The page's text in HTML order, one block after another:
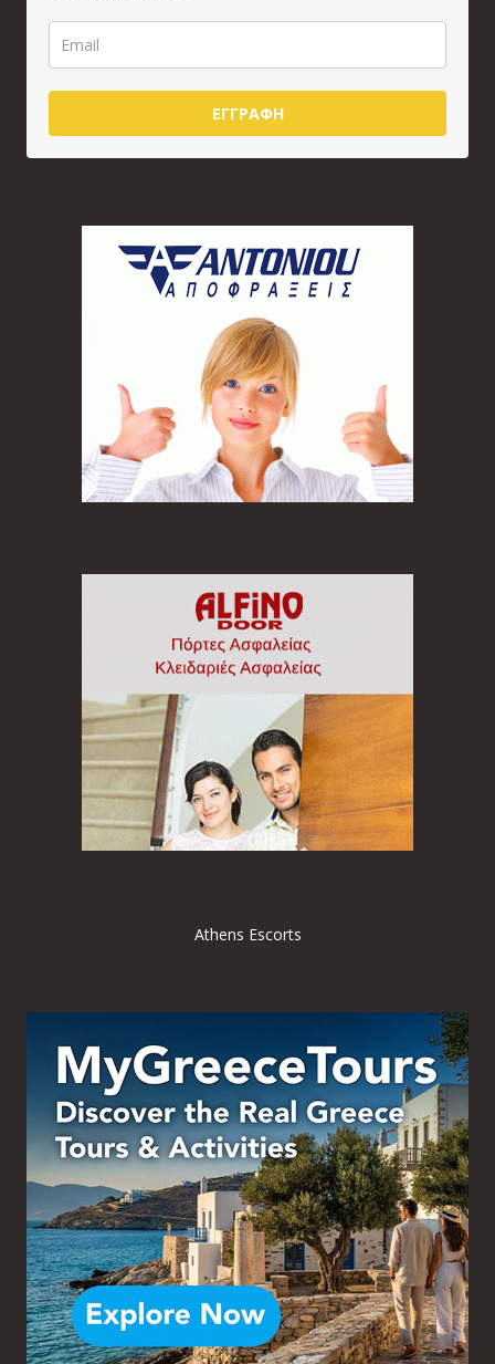
ΕΓΓΡΑΦΗ
Athens Escorts